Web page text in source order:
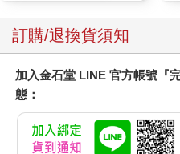
訂購/退換貨須知
加入金石堂 LINE 官方帳號『
態：